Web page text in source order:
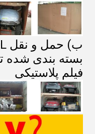
ب) حمل و نقل FCL بسته بندی:
بسته بندی شده
فیلم پلاستیکی